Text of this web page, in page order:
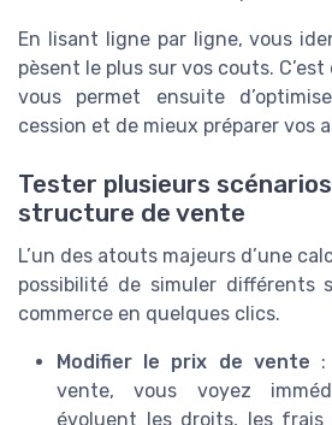
En lisant ligne par ligne, vous
pèsent le plus sur vos couts.
vous permet ensuite
cession et de mieux préparer vos
Tester plusieurs
structure de vente
L’un des atouts majeurs d’une
possibilité de simuler différents
commerce en quelques clics.
Modifier le prix de vente :
vente, vous voyez
évoluent les droits, les frais